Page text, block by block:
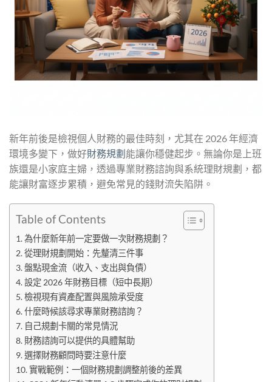
新年前後是檢視個人財務的最佳時刻，尤其在 2026 年經濟
環境多變下，做好財務規劃能讓你穩健起步。無論你是上班
族還是小家庭主婦，透過專業財務諮詢與系統理財規劃，都
能讓財富逐步累積，避免常見的錢財流失陷阱。
Table of Contents
為什麼新年前一定要做一次財務規劃？
從理財規劃開始：先釐清三件事
盤點現金流（收入、支出與負債）
設定 2026 年財務目標（短中長期）
檢視現有資產配置與風險承受度
什麼時候該尋求專業財務諮詢？
自己規劃卡關的常見情況
財務諮詢可以提供的具體幫助
選擇財務顧問時要注意什麼
實戰範例：一個財務規劃調整前後的差異